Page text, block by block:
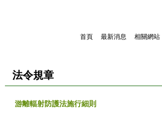
首頁 最新消息 相關網站
法令規章
游離輻射防護法施行細則